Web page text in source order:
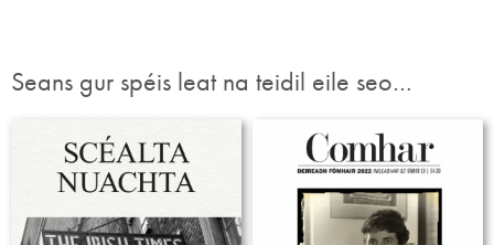
Seans gur spéis leat na teidil eile seo…